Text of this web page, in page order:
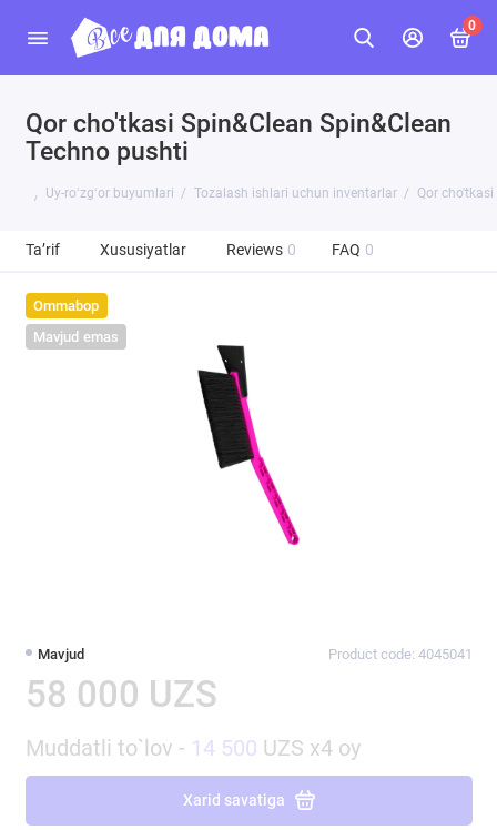
0
Qor cho'tkasi Spin&Clean Spin&Clean
Techno pushti
Uy-roʻzgʻor buyumlari Tozalash ishlari uchun inventarlar Qor
Ta’rif Xususiyatlar Reviews 0 FAQ 0
Ommabop
Mavjud emas
Mavjud Product code: 4045041
58 000 UZS
Muddatli to`lov - 14 500 UZS x4 oy
Xarid savatiga